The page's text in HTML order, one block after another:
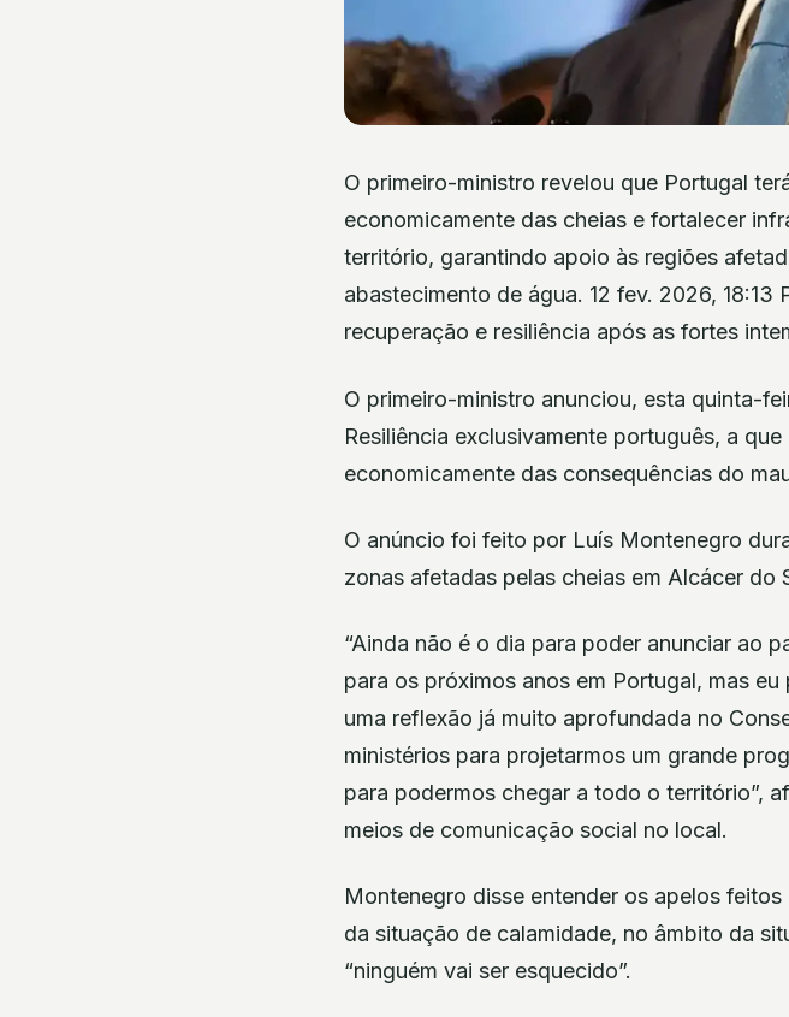
O primeiro-ministro revelou que Portugal
economicamente das cheias e fortalecer
território, garantindo apoio às regiões
abastecimento de água. 12 fev. 2026,
recuperação e resiliência após as fortes
O primeiro-ministro anunciou, esta quinta-
Resiliência exclusivamente português, a
economicamente das consequências do
O anúncio foi feito por Luís Montenegro
zonas afetadas pelas cheias em Alcácer do
“Ainda não é o dia para poder anunciar ao
para os próximos anos em Portugal, mas
uma reflexão já muito aprofundada no
ministérios para projetarmos um grande
para podermos chegar a todo o território”,
meios de comunicação social no local.
Montenegro disse entender os apelos
da situação de calamidade, no âmbito da
“ninguém vai ser esquecido”.